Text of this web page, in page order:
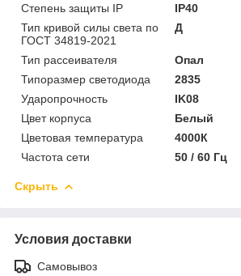
Степень защиты IP
IP40
Тип кривой силы света по
ГОСТ 34819-2021
Д
Тип рассеивателя
Опал
Типоразмер светодиода
2835
Ударопрочность
IK08
Цвет корпуса
Белый
Цветовая температура
4000К
Частота сети
50 / 60 Гц
Скрыть
Условия доставки
Самовывоз